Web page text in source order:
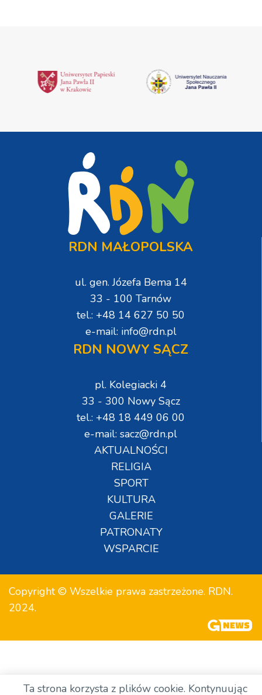
RDN MAŁOPOLSKA
ul. gen. Józefa Bema 14
33 - 100 Tarnów
tel.: +48 14 627 50 50
e-mail: info@rdn.pl
RDN NOWY SĄCZ
pl. Kolegiacki 4
33 - 300 Nowy Sącz
tel.: +48 18 449 06 00
e-mail: sacz@rdn.pl
AKTUALNOŚCI
RELIGIA
SPORT
KULTURA
GALERIE
PATRONATY
WSPARCIE
Copyright © Wszelkie prawa zastrzeżone. RDN.
2024.
Ta strona korzysta z plików cookie. Kontynuując